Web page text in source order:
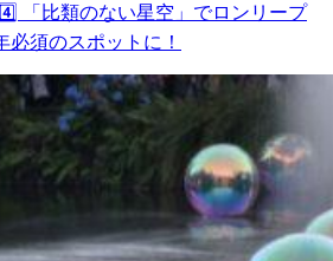
「比類のない星空」でロンリープ
必須のスポットに！